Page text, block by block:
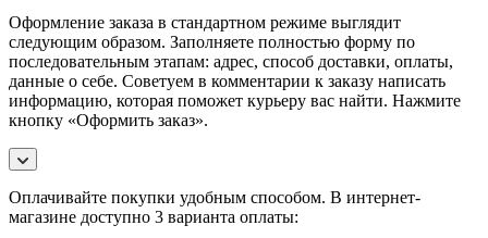
Оформление заказа в стандартном режиме выглядит
следующим образом. Заполняете полностью форму по
последовательным этапам: адрес, способ доставки, оплаты,
данные о себе. Советуем в комментарии к заказу написать
информацию, которая поможет курьеру вас найти. Нажмите
кнопку «Оформить заказ».
Оплачивайте покупки удобным способом. В интернет-
магазине доступно 3 варианта оплаты: